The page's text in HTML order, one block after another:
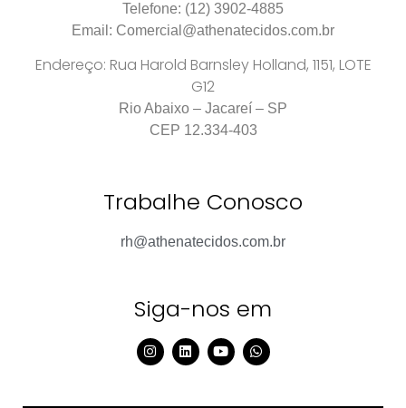
Telefone: (12) 3902-4885
Email: Comercial@athenatecidos.com.br
Endereço: Rua Harold Barnsley Holland, 1151, LOTE
G12
Rio Abaixo – Jacareí – SP
CEP 12.334-403
Trabalhe Conosco
rh@athenatecidos.com.br
Siga-nos em